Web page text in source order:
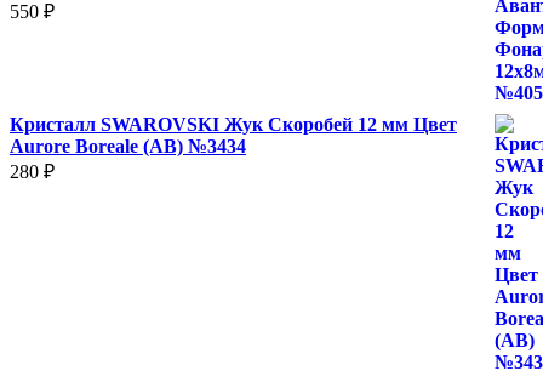
550 ₽
Кристалл SWAROVSKI Жук Скоробей 12 мм Цвет
Aurore Boreale (AB) №3434
280 ₽